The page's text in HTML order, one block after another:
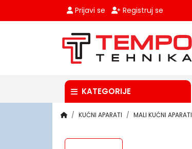
Prijavi se Registruj se
KATEGORIJE
KUĆNI APARATI MALI KUĆNI APARATI